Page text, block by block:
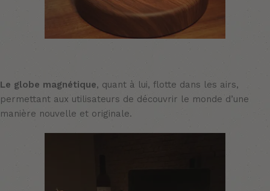
Le globe magnétique, quant à lui, flotte dans les airs,
permettant aux utilisateurs de découvrir le monde d’une
manière nouvelle et originale.